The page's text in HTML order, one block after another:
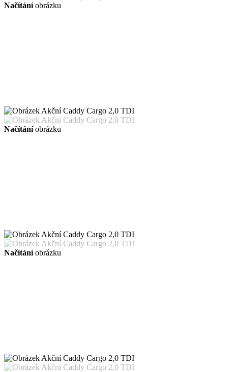
Načítáníobrázku
Načítáníobrázku
Načítáníobrázku